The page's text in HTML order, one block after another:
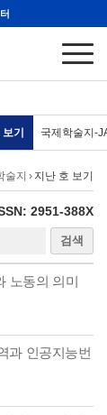
기 국제학술지-
술지 › 지난 호 보기
2951-388X
검색
노동의 의미
과 인공지능번